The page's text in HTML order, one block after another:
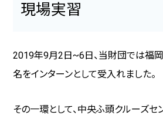
現場実習
2019年9月2日~6日、当財団では福
名をインターンとして受入れました。
その一環として、中央ふ頭クルーズ